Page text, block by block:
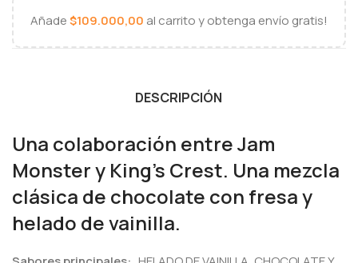
Añade$109.000,00 al carrito y obtenga envío gratis!
DESCRIPCIÓN
Una colaboración entre Jam
Monster y King’s Crest. Una mezcla
clásica de chocolate con fresa y
helado de vainilla.